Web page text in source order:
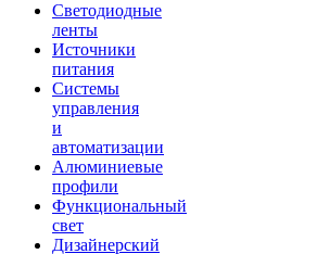
Светодиодные
ленты
Источники
питания
Системы
управления
и
автоматизации
Алюминиевые
профили
Функциональный
свет
Дизайнерский